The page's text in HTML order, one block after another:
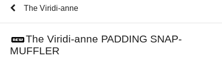
The Viridi-anne
The Viridi-anne PADDING SNAP-
MUFFLER